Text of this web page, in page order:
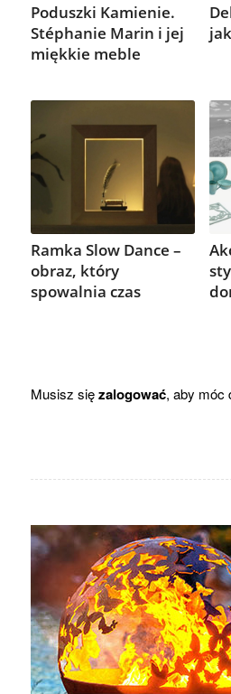
Poduszki Kamienie.
Stéphanie Marin i jej
miękkie meble
Ramka Slow Dance –
obraz, który
spowalnia czas
Musisz sięzalogować, aby móc